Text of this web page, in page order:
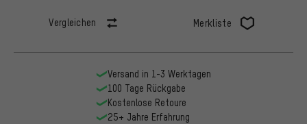
Vergleichen Merkliste
Versand in 1-3 Werktagen
100 Tage Rückgabe
Kostenlose Retoure
25+ Jahre Erfahrung